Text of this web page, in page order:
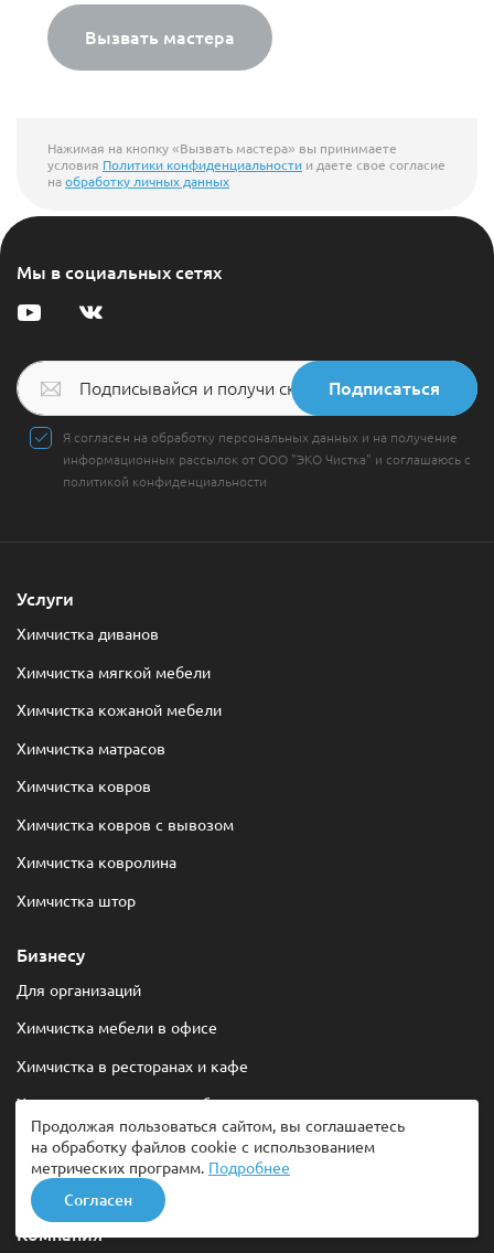
Вызвать мастера
Нажимая на кнопку «Вызвать мастера» вы принимаете
условия Политики конфиденциальности и даете свое согласие
наобработку личных данных
Мы в социальных сетях
Я согласен на обработку персональных данных и на получение
информационных рассылок от ООО "ЭКО Чистка" и соглашаюсь с
политикой конфиденциальности
Подписаться
Услуги
Химчистка диванов
Химчистка мягкой мебели
Химчистка кожаной мебели
Химчистка матрасов
Химчистка ковров
Химчистка ковров с вывозом
Химчистка ковролина
Химчистка штор
Бизнесу
Для организаций
Химчистка мебели в офисе
Химчистка в ресторанах и кафе
Химчистка в школе и учебных заведениях
Химчистка в детских садах
Химчистка в кинотеатрах и театрах
Компания
Продолжая пользоваться сайтом, вы соглашаетесь
на обработку файлов cookie с использованием
метрических программ. Подробнее
Согласен